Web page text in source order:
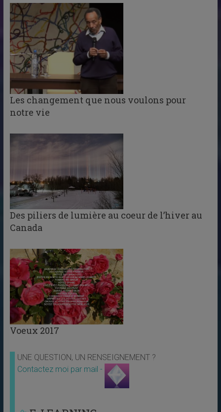
Les changement que nous voulons pour
notre vie
Des piliers de lumière au coeur de l’hiver au
Canada
Voeux 2017
UNE QUESTION, UN RENSEIGNEMENT ?
Contactez moi par mail -